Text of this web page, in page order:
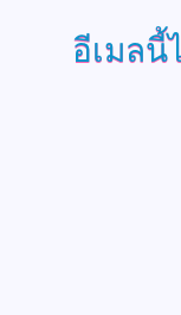
อีเมลนี้